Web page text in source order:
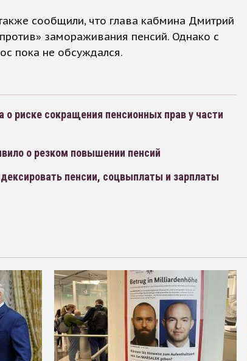
сообщили, что глава кабмина Дмитрий
замораживания пенсий. Однако с
пока не обсуждался.
о риске сокращения пенсионных прав у части
о резком повышении пенсий
пенсии, соцвыплаты и зарплаты